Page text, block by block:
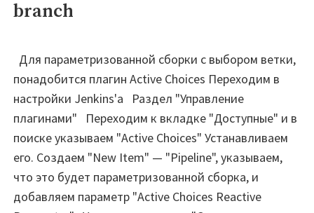
branch
Для параметризованной сборки с выбором ветки,
понадобится плагин Active Choices Переходим в
настройки Jenkins'а Раздел "Управление
плагинами" Переходим к вкладке "Доступные" и в
поиске указываем "Active Choices" Устанавливаем
его. Создаем "New Item" — "Pipeline", указываем,
что это будет параметризованной сборка, и
добавляем параметр "Active Choices Reactive